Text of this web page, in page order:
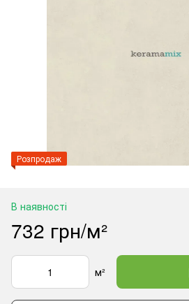
Розпродаж
В наявності
732 грн/м²
м²